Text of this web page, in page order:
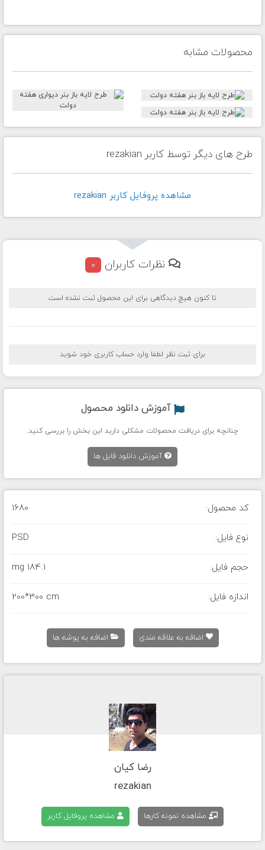
محصولات مشابه
طرح های دیگر توسط کاربر rezakian
مشاهده پروفايل کاربر rezakian
نظرات کاربران 0
تا کنون هیچ دیدگاهی برای این محصول ثبت نشده است
برای ثبت نظر لطفا وارد حساب کاربری خود شوید
آموزش دانلود محصول
چنانچه برای دریافت محصولات مشکلی دارید این بخش را بررسی کنید.
آموزش دانلود فایل ها
کد محصول: 1680
نوع فایل: PSD
حجم فایل: 184.1 mg
اندازه فایل: 200*300 cm
اضافه به علاقه مندی اضافه به پوشه ها
رضا کیان
rezakian
مشاهده نمونه کارها مشاهده پروفایل کاربر